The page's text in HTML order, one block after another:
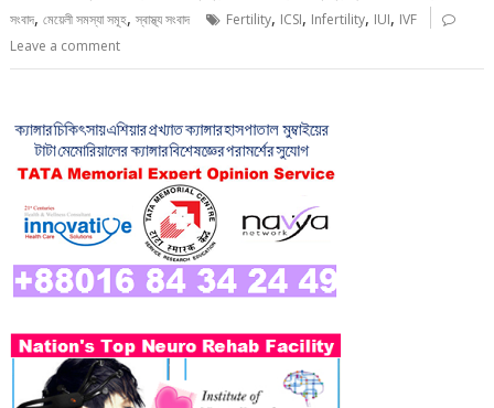
সংবাদ,মেয়েলী সমস্যা সমূহ,স্বাস্থ্য সংবাদ Fertility, ICSI, Infertility, IUI, IVF
Leave a comment